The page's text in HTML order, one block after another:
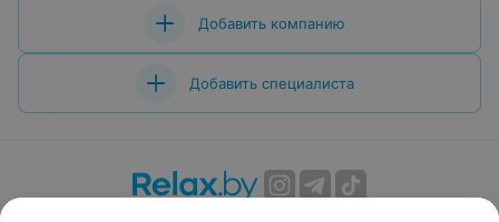
Добавить компанию
Добавить специалиста